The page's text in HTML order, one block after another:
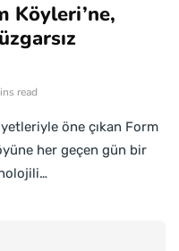
Köyleri’ne,
read
öne çıkan Form
her geçen gün bir